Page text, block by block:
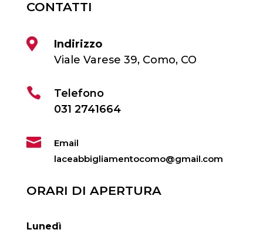
CONTATTI

Indirizzo
Viale Varese 39, Como, CO

Telefono
031 2741664

Email
laceabbigliamentocomo@gmail.com
ORARI DI APERTURA
Lunedì